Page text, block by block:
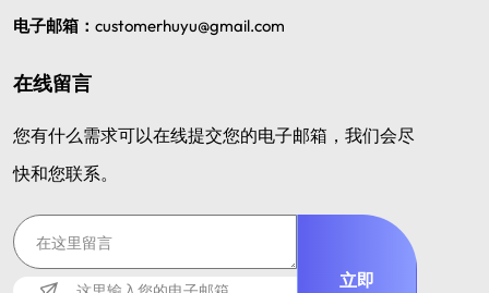
电子邮箱： customerhuyu@gmail.com
在线留言
您有什么需求可以在线提交您的电子邮箱，我们会尽
快和您联系。
立即